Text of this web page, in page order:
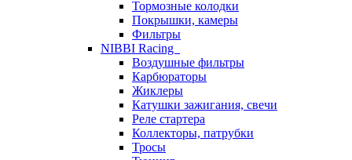
Тормозные колодки
Покрышки, камеры
Фильтры
NIBBI Racing
Воздушные фильтры
Карбюраторы
Жиклеры
Катушки зажигания, свечи
Реле стартера
Коллекторы, патрубки
Тросы